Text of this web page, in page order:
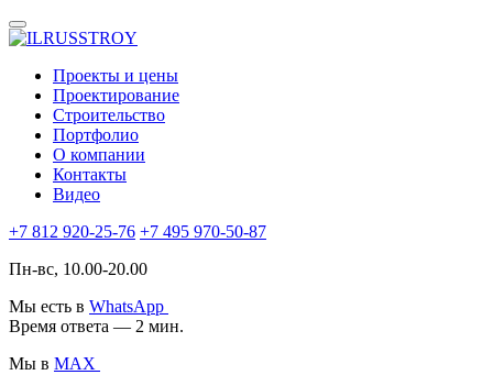
Проекты и цены
Проектирование
Строительство
Портфолио
О компании
Контакты
Видео
+7 812 920-25-76 +7 495 970-50-87
Пн-вс, 10.00-20.00
Мы есть в WhatsApp
Время ответа — 2 мин.
Мы в MAX